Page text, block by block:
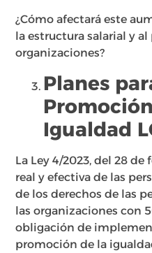
¿Cómo afectará este
la estructura salarial y
organizaciones?
Planes
Igualdad
La Ley 4/2023, del 28
real y efectiva de las
de los derechos de las
las organizaciones con
obligación de
promoción de la